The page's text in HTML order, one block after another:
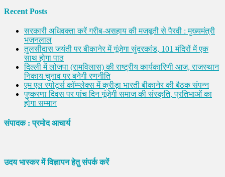
Recent Posts
सरकारी अधिवक्ता करें गरीब-असहाय की मजबूती से पैरवी : मुख्यमंत्री
भजनलाल
तुलसीदास जयंती पर बीकानेर में गूंजेगा सुंदरकांड, 101 मंदिरों में एक
साथ होगा पाठ
दिल्ली में लोजपा (रामविलास) की राष्ट्रीय कार्यकारिणी आज, राजस्थान
निकाय चुनाव पर बनेगी रणनीति
एम एल स्पोर्ट्स कॉम्प्लेक्स में क्रीड़ा भारती बीकानेर की बैठक संपन्न
पुष्करणा दिवस पर पांच दिन गूंजेगी समाज की संस्कृति, प्रतिभाओं का
होगा सम्मान
संपादक : प्रमोद आचार्य
उदय भास्कर में विज्ञापन हेतु संपर्क करें